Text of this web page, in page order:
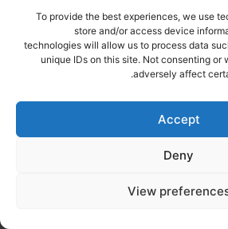
To provide the best experiences, we use
store and/or access device
technologies will allow us to process data
unique IDs on this site. Not consenting or
adversely affect
Accept
Deny
View
צפיות
ירושלמי ז"ל
מקום קבורה: בית עלמין ירקון